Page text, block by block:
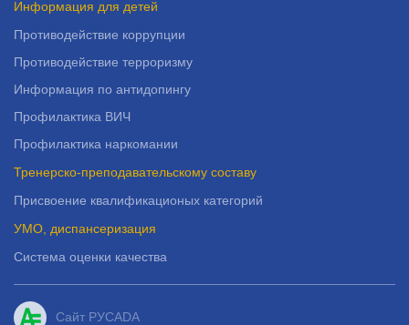
Пенсионерам – лыжи вновь
бесплатно!
НОВОСТИ
10 декабря 2022
Праздник ГТО
НОВОСТИ
Парад наград ГТО
Информация для детей
Противодействие коррупции
Противодействие терроризму
Информация по антидопингу
Профилактика ВИЧ
Профилактика наркомании
Тренерско-преподавательскому составу
Присвоение квалификационых категорий
УМО, диспансеризация
Система оценки качества
Сайт РУСADA